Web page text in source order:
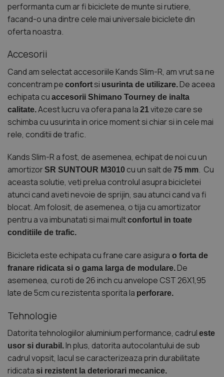
performanta cum ar fi biciclete de munte si rutiere,
facand-o una dintre cele mai universale biciclete din
oferta noastra.
Accesorii
Cand am selectat accesoriile Kands Slim-R, am vrut sa ne
concentram pe confort si usurinta de utilizare. De aceea
echipata cu accesorii Shimano Tourney de inalta
calitate.Acest lucru va ofera pana la 21viteze care se
schimba cu usurinta in orice moment si chiar si in cele mai
rele, conditii de trafic.
Kands Slim-R a fost, de asemenea, echipat de noi cu un
amortizor SR SUNTOUR M3010 cu un salt de 75 mm. Cu
aceasta solutie, veti prelua controlul asupra bicicletei
atunci cand aveti nevoie de sprijin, sau atunci cand va fi
blocat. Am folosit, de asemenea, o tija cu amortizator
pentru a va imbunatati si mai multconfortul in toate
conditiile de trafic.
Bicicleta este echipata cu frane care asigura o forta de
franare ridicata si o gama larga de modulare. De
asemenea, cu roti de 26 inch cu anvelope CST 26X1,95
late de 5cm cu rezistenta sporita la perforare.
Tehnologie
Datorita tehnologiilor aluminium performance, cadrul este
usor si durabil. In plus, datorita autocolantului de sub
cadrul vopsit, lacul se caracterizeaza prin durabilitate
ridicata si rezistent la deteriorari mecanice.